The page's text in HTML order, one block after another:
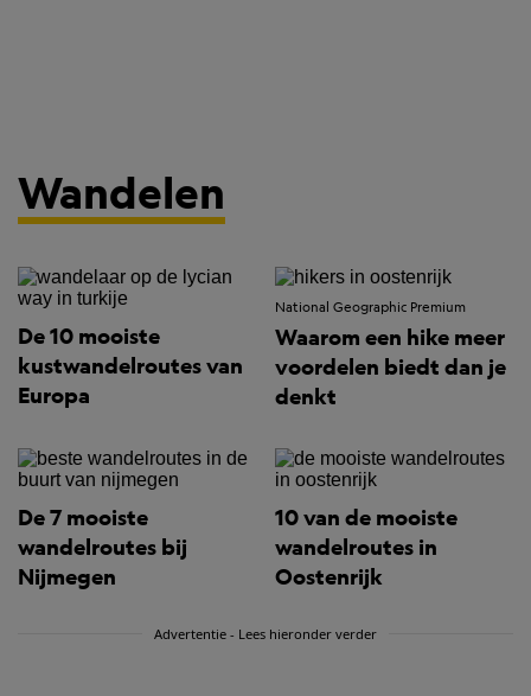
Wandelen
De 10 mooiste
kustwandelroutes van
Europa
National Geographic Premium
Waarom een hike meer
voordelen biedt dan je
denkt
De 7 mooiste
wandelroutes bij
Nijmegen
10 van de mooiste
wandelroutes in
Oostenrijk
Advertentie - Lees hieronder verder